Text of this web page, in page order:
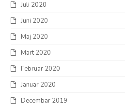
Juli 2020
Juni 2020
Maj 2020
Mart 2020
Februar 2020
Januar 2020
Decembar 2019